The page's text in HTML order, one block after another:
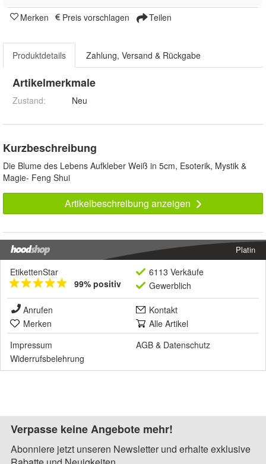
Merken Preis vorschlagen Teilen
Produktdetails Zahlung, Versand & Rückgabe
Artikelmerkmale
Zustand: Neu
Kurzbeschreibung
Die Blume des Lebens Aufkleber Weiß in 5cm, Esoterik, Mystik &
Magie- Feng Shui
Artikelbeschreibung anzeigen
Platin
EtikettenStar
99% positiv
6113 Verkäufe
Gewerblich
Anrufen
Kontakt
Merken
Alle Artikel
Impressum
AGB & Datenschutz
Widerrufsbelehrung
Verpasse keine Angebote mehr!
Abonniere jetzt unseren Newsletter und erhalte exklusive